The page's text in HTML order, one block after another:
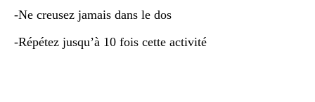
-Ne creusez jamais dans le dos
-Répétez jusqu’à 10 fois cette activité